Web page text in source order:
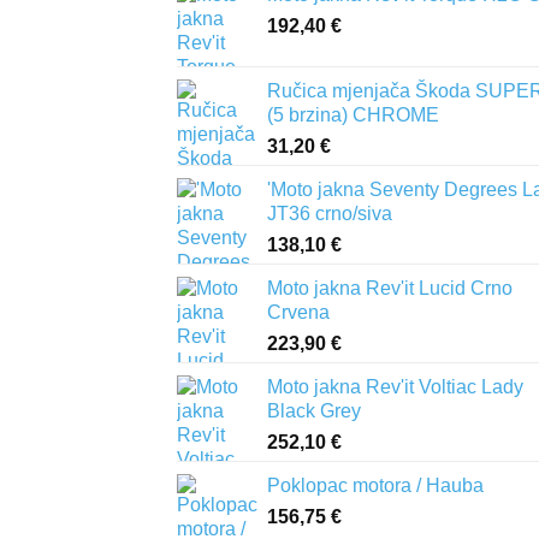
192,40 €
Ručica mjenjača Škoda
(5 brzina) CHROME
31,20 €
'Moto jakna Seventy Degrees
JT36 crno/siva
138,10 €
Moto jakna Rev'it Lucid Crno
Crvena
223,90 €
Moto jakna Rev'it Voltiac Lady
Black Grey
252,10 €
Poklopac motora / Hauba
156,75 €